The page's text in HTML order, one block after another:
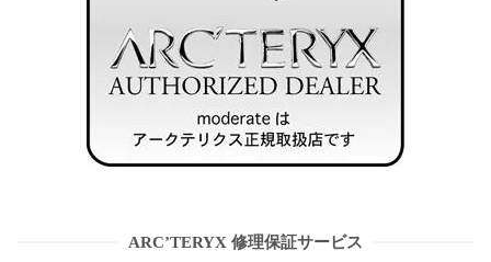
ARC’TERYX 修理保証サービス